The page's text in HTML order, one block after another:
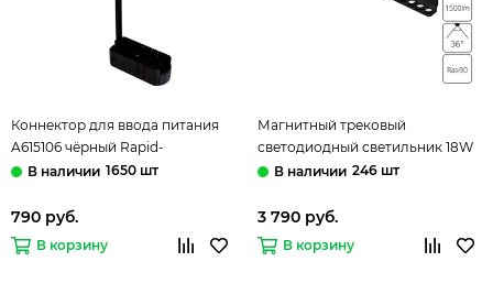
Коннектор для ввода питания
A615106 чёрный Rapid-
Accessories Arte Lamp
1650 шт
790 руб.
В корзину
Магнитный трековый
светодиодный светильник 18W
4000K A6169PL-1BK чёрный
246 шт
3 790 руб.
В корзину